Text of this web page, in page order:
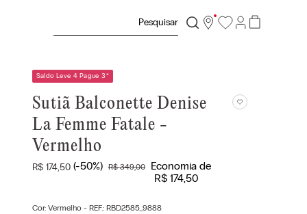
Saldo Leve 4 Pague 3*
Sutiã Balconette Denise
La Femme Fatale -
Vermelho
R$ 174,50 (-50%) R$ 349,00
Economia de
R$ 174,50
Cor: Vermelho- REF.: RBD2585_9888